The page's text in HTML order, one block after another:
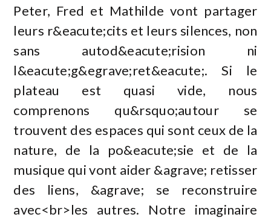
Peter, Fred et Mathilde vont partager
leurs r&eacute;cits et leurs silences, non
sans autod&eacute;rision ni
l&eacute;g&egrave;ret&eacute;. Si le
plateau est quasi vide, nous
comprenons qu&rsquo;autour se
trouvent des espaces qui sont ceux de la
nature, de la po&eacute;sie et de la
musique qui vont aider &agrave; retisser
des liens, &agrave; se reconstruire
avec<br>les autres. Notre imaginaire